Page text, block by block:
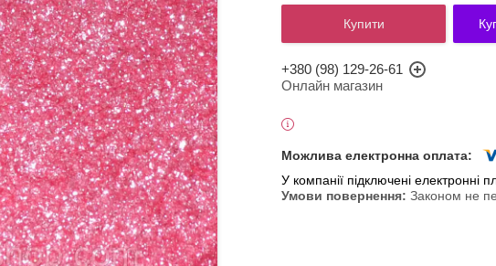
Купити
+380 (98) 129-26-61
Онлайн магазин
У компанії підключені електронні
Законом не